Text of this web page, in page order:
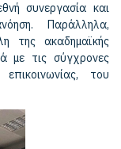
συνεργασία και
Παράλληλα,
της ακαδημαϊκής
με τις σύγχρονες
του